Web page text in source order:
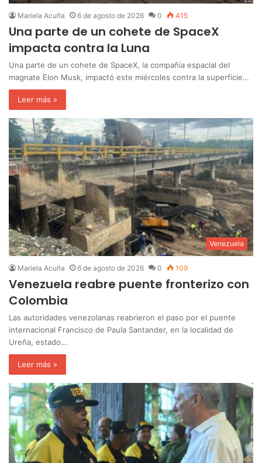
Mariela Acuña 6 de agosto de 2026 0 415
Una parte de un cohete de SpaceX
impacta contra la Luna
Una parte de un cohete de SpaceX, la compañía espacial del
magnate Elon Musk, impactó este miércoles contra la superficie…
Leer más »
Venezuela
Mariela Acuña 6 de agosto de 2026 0 109
Venezuela reabre puente fronterizo con
Colombia
Las autoridades venezolanas reabrieron el paso por el puente
internacional Francisco de Paula Santander, en la localidad de
Ureña, estado…
Leer más »